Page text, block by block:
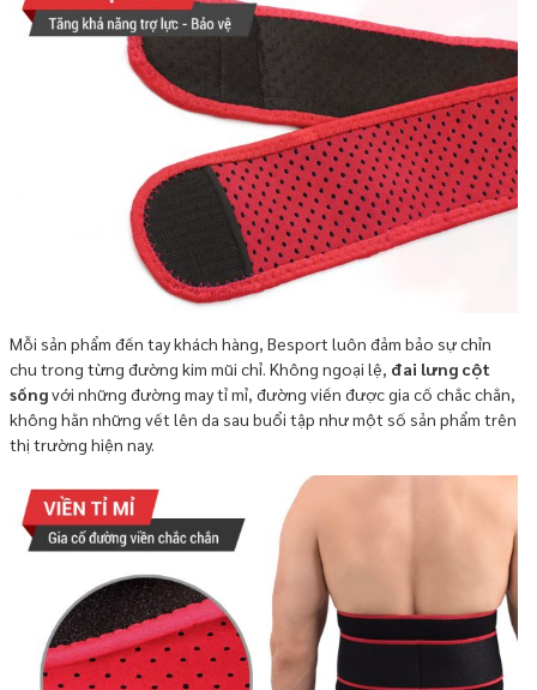
Mỗi sản phẩm đến tay khách hàng, Besport luôn đảm bảo sự chỉn
chu trong từng đường kim mũi chỉ. Không ngoại lệ, đai lưng cột
sốngvới những đường may tỉ mỉ, đường viền được gia cố chắc chắn,
không hằn những vết lên da sau buổi tập như một số sản phẩm trên
thị trường hiện nay.